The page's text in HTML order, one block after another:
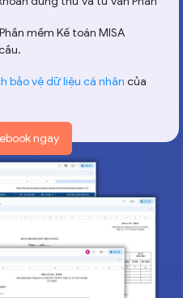
mềm Kế toán MISA
bảo vệ dữ liệu cá nhân của